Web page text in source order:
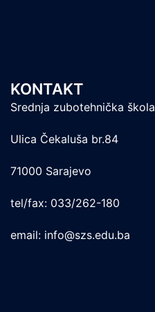
KONTAKT
Srednja zubotehnička škola
Ulica Čekaluša br.84
71000 Sarajevo
tel/fax: 033/262-180
email: info@szs.edu.ba